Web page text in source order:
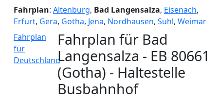
Fahrplan: Altenburg, Bad Langensalza, Eisenach,
Erfurt, Gera, Gotha, Jena, Nordhausen, Suhl, Weimar
Fahrplan
für
Deutschland
Fahrplan für Bad
Langensalza - EB 80661
(Gotha) - Haltestelle
Busbahnhof